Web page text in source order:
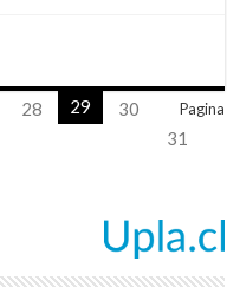
Pagina
28 29
30
31